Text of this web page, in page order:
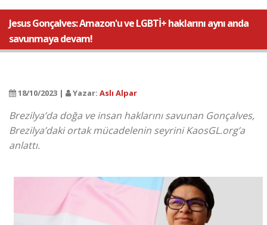
Jesus Gonçalves: Amazon'u ve LGBTİ+ haklarını aynı anda
savunmaya devam!
18/10/2023 | Yazar: Aslı Alpar
Brezilya’da doğa ve insan haklarını savunan Gonçalves,
Brezilya’daki ortak mücadelenin seyrini KaosGL.org’a
anlattı.